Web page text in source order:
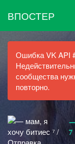
ВПОСТЕР
Ошибка VK API
сообщества
повторно.
⁷